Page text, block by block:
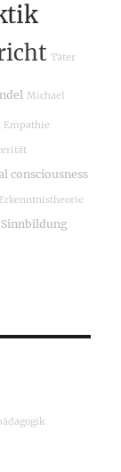
Täter
Michael
Empathie
consciousness
Erkenntnistheorie
Sinnbildung